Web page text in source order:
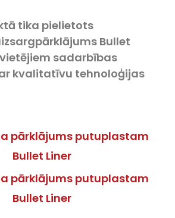
tika pielietots
Bullet
vietējiem sadarbības
kvalitatīvu tehnoloģijas